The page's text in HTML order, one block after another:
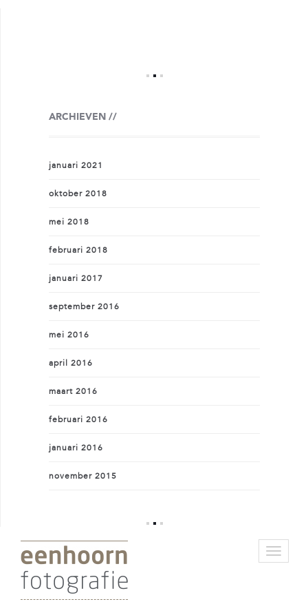
ARCHIEVEN
januari 2021
oktober 2018
mei 2018
februari 2018
januari 2017
september 2016
mei 2016
april 2016
maart 2016
februari 2016
januari 2016
november 2015
Toggle